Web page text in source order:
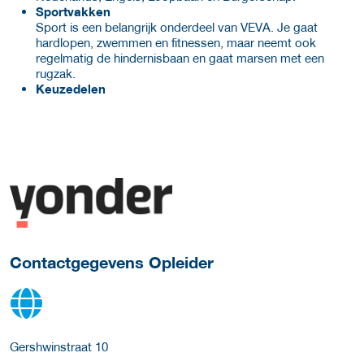
Sportvakken
Sport is een belangrijk onderdeel van VEVA. Je gaat
hardlopen, zwemmen en fitnessen, maar neemt ook
regelmatig de hindernisbaan en gaat marsen met een
rugzak.
Keuzedelen
over deze opleider
Contactgegevens Opleider
Gershwinstraat 10